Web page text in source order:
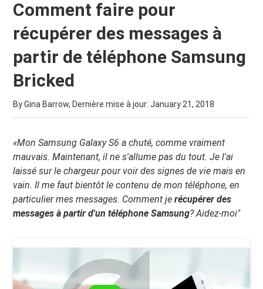
Comment faire pour
récupérer des messages à
partir de téléphone Samsung
Bricked
By Gina Barrow, Dernière mise à jour:January 21, 2018
«Mon Samsung Galaxy S6 a chuté, comme vraiment
mauvais. Maintenant, il ne s'allume pas du tout. Je l'ai
laissé sur le chargeur pour voir des signes de vie mais en
vain. Il me faut bientôt le contenu de mon téléphone, en
particulier mes messages. Comment jerécupérer des
messages à partir d'un téléphone Samsung? Aidez-moi"